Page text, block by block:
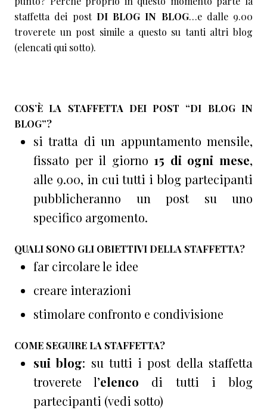
staffetta dei post DI BLOG IN BLOG…e dalle 9.00
troverete un post simile a questo su tanti altri blog
(elencati qui sotto).
COS’È LA STAFFETTA DEI POST “DI BLOG IN
BLOG”?
si tratta di un appuntamento mensile,
fissato per il giorno 15 di ogni mese,
alle 9.00, in cui tutti i blog partecipanti
pubblicheranno un post su uno
specifico argomento.
QUALI SONO GLI OBIETTIVI DELLA STAFFETTA?
far circolare le idee
creare interazioni
stimolare confronto e condivisione
COME SEGUIRE LA STAFFETTA?
sui blog: su tutti i post della staffetta
troverete l’elenco di tutti i blog
partecipanti (vedi sotto)